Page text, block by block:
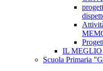
IL MEGLIO
Scuola Primaria